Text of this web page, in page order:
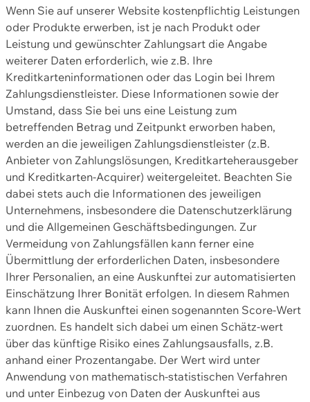
Wenn Sie auf unserer Website kostenpflichtig Leistungen
oder Produkte erwerben, ist je nach Produkt oder
Leistung und gewünschter Zahlungsart die Angabe
weiterer Daten erforderlich, wie z.B. Ihre
Kreditkarteninformationen oder das Login bei Ihrem
Zahlungsdienstleister. Diese Informationen sowie der
Umstand, dass Sie bei uns eine Leistung zum
betreffenden Betrag und Zeitpunkt erworben haben,
werden an die jeweiligen Zahlungsdienstleister (z.B.
Anbieter von Zahlungslösungen, Kreditkarteherausgeber
und Kreditkarten-Acquirer) weitergeleitet. Beachten Sie
dabei stets auch die Informationen des jeweiligen
Unternehmens, insbesondere die Datenschutzerklärung
und die Allgemeinen Geschäftsbedingungen. Zur
Vermeidung von Zahlungsfällen kann ferner eine
Übermittlung der erforderlichen Daten, insbesondere
Ihrer Personalien, an eine Auskunftei zur automatisierten
Einschätzung Ihrer Bonität erfolgen. In diesem Rahmen
kann Ihnen die Auskunftei einen sogenannten Score-Wert
zuordnen. Es handelt sich dabei um einen Schätz-wert
über das künftige Risiko eines Zahlungsausfalls, z.B.
anhand einer Prozentangabe. Der Wert wird unter
Anwendung von mathematisch-statistischen Verfahren
und unter Einbezug von Daten der Auskunftei aus